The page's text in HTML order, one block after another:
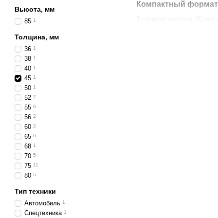
Компактный формат
Высота, мм
85 1
Толщина, мм
36 1
38 1
40 1
45 1
50 1
52 2
55 6
56 2
60 2
65 6
68 1
70 5
75 11
80 5
Тип техники
Автомобиль 1
Спецтехника 1